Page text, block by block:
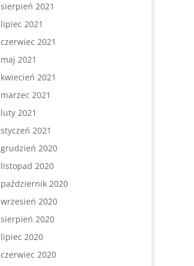
sierpień 2021
lipiec 2021
czerwiec 2021
maj 2021
kwiecień 2021
marzec 2021
luty 2021
styczeń 2021
grudzień 2020
listopad 2020
październik 2020
wrzesień 2020
sierpień 2020
lipiec 2020
czerwiec 2020